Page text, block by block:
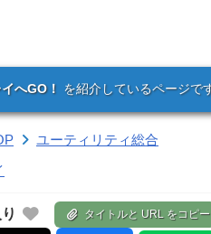
へGO！ を紹介しているページで
ユーティリティ総合
タイトルと URL をコピー